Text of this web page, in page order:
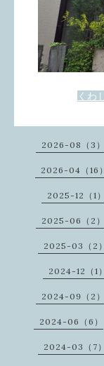
くわ
2026-08（3）
2026-04（16）
2025-12（1）
2025-06（2）
2025-03（2）
2024-12（1）
2024-09（2）
2024-06（6）
2024-03（7）